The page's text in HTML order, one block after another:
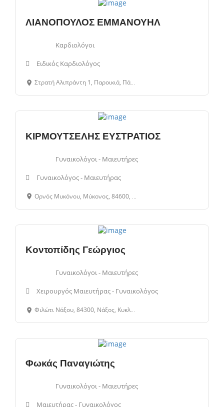
ΛΙΑΝΟΠΟΥΛΟΣ ΕΜΜΑΝΟΥΗΛ
Καρδιολόγοι
Ειδικός Καρδιολόγος
Στρατή Αλιπράντη 1, Παροικιά, Πάρος, 84400, Κυκλάδες, Ελλάδα
ΚΙΡΜΟΥΤΣΕΛΗΣ ΕΥΣΤΡΑΤΙΟΣ
Γυναικολόγοι - Μαιευτήρες
Γυναικολόγος - Μαιευτήρας
Ορνός Μυκόνου, Μύκονος, 84600, Κυκλάδες, Ελλάδα
Κοντοπίδης Γεώργιος
Γυναικολόγοι - Μαιευτήρες
Χειρουργός Μαιευτήρας - Γυναικολόγος
Φιλώτι Νάξου, 84300, Νάξος, Κυκλάδες, Ελλάδα
Φωκάς Παναγιώτης
Γυναικολόγοι - Μαιευτήρες
Μαιευτήρας - Γυναικολόγος